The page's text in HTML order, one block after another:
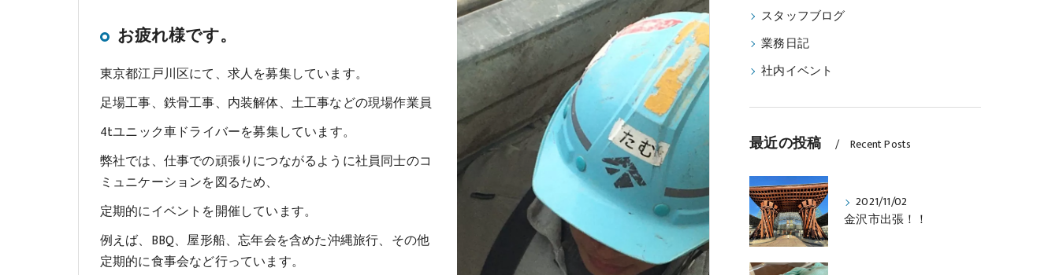
お疲れ様です。
東京都江戸川区にて、求人を募集しています。
足場工事、鉄骨工事、内装解体、土工事などの現場作業員
4tユニック車ドライバーを募集しています。
弊社では、仕事での頑張りにつながるように社員同士のコ
ミュニケーションを図るため、
定期的にイベントを開催しています。
例えば、BBQ、屋形船、忘年会を含めた沖縄旅行、その他
定期的に食事会など行っています。
スタッフブログ
業務日記
社内イベント
最近の投稿 Recent Posts
2021/11/02
金沢市出張！！